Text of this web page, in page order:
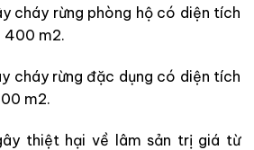
cháy rừng phòng hộ có diện tích
400 m2.
cháy rừng đặc dụng có diện tích
m2.
thiệt hại về lâm sản trị giá từ